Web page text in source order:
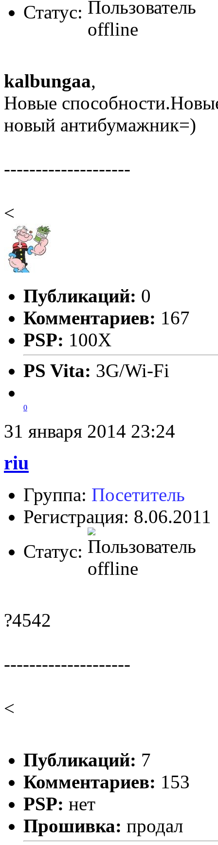
Статус:
kalbungaa,
Новые
новый антибумажник=)
--------------------
<
Публикаций: 0
Комментариев: 167
PSP: 100X
PS Vita: 3G/Wi-Fi
0
31 января 2014 23:24
riu
Группа: Посетитель
Регистрация: 8.06.2011
Статус:
?4542
--------------------
<
Публикаций: 7
Комментариев: 153
PSP: нет
Прошивка: продал